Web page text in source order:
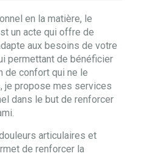
en la matière, le
un acte qui offre de
aux besoins de votre
permettant de bénéficier
de confort qui ne le
je propose mes services
dans le but de renforcer
articulaires et
de renforcer la